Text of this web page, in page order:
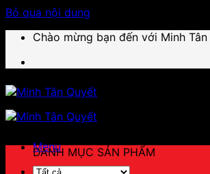
Bỏ qua nội dung
Chào mừng bạn đến với Minh Tân
Menu
DANH MỤC SẢN PHẨM